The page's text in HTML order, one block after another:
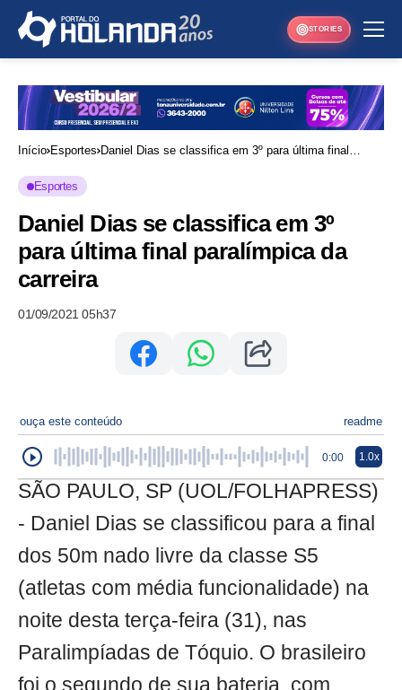
STORIES
Início Esportes Daniel Dias se classifica em 3º para última final
Esportes
Daniel Dias se classifica em 3º
para última final paralímpica da
carreira
01/09/2021 05h37
ouça este conteúdo readme
0:00 1.0x
SÃO PAULO, SP (UOL/FOLHAPRESS)
- Daniel Dias se classificou para a final
dos 50m nado livre da classe S5
(atletas com média funcionalidade) na
noite desta terça-feira (31), nas
Paralimpíadas de Tóquio. O brasileiro
foi o segundo de sua bateria, com